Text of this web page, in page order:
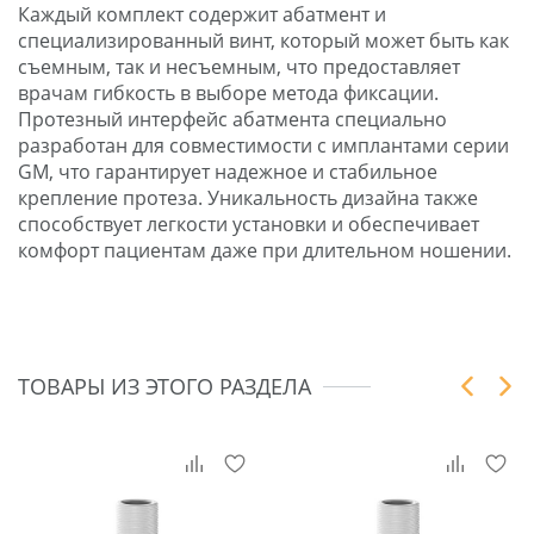
Каждый комплект содержит абатмент и
специализированный винт, который может быть как
съемным, так и несъемным, что предоставляет
врачам гибкость в выборе метода фиксации.
Протезный интерфейс абатмента специально
разработан для совместимости с имплантами серии
GM, что гарантирует надежное и стабильное
крепление протеза. Уникальность дизайна также
способствует легкости установки и обеспечивает
комфорт пациентам даже при длительном ношении.
ТОВАРЫ ИЗ ЭТОГО РАЗДЕЛА